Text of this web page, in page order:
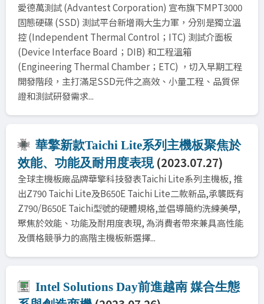
愛德萬測試 (Advantest Corporation) 宣布旗下MPT3000
固態硬碟 (SSD) 測試平台新增兩大生力軍，分別是獨立溫
控 (Independent Thermal Control；ITC) 測試介面板
(Device Interface Board；DIB) 和工程溫箱
(Engineering Thermal Chamber；ETC) ，切入早期工程
開發階段，主打滿足SSD元件之高效、小量工程、品質保
證和測試研發需求...
華擎新款Taichi Lite系列主機板聚焦於
效能、功能及耐用度表現(2023.07.27)
全球主機板廠品牌華擎科技發表Taichi Lite系列主機板, 推
出Z790 Taichi Lite及B650E Taichi Lite二款新品,承襲既有
Z790/B650E Taichi型號的硬體規格,並倡導簡約洗練美學,
聚焦於效能、功能及耐用度表現, 為消費者帶來兼具高性能
及價格競爭力的高階主機板新選擇...
Intel Solutions Day前進越南 媒合生態